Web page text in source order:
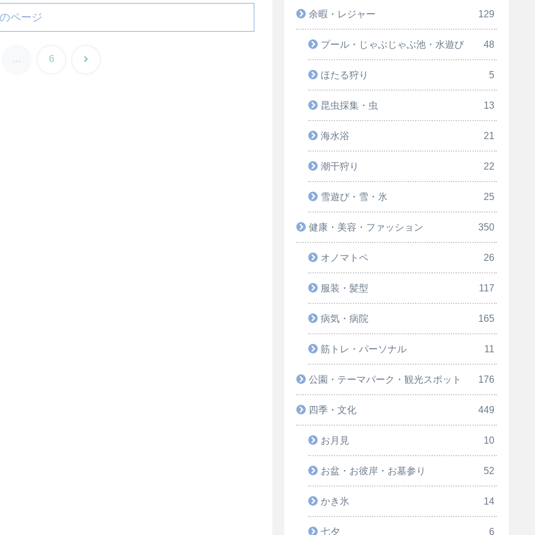
ページ
… 6 次
余暇・レジャー 129
プール・じゃぶじゃぶ池・水遊び 48
ほたる狩り 5
昆虫採集・虫 13
海水浴 21
潮干狩り 22
雪遊び・雪・氷 25
健康・美容・ファッション 350
オノマトペ 26
服装・髪型 117
病気・病院 165
筋トレ・パーソナル 11
公園・テーマパーク・観光スポット 176
四季・文化 449
お月見 10
お盆・お彼岸・お墓参り 52
かき氷 14
七夕 6